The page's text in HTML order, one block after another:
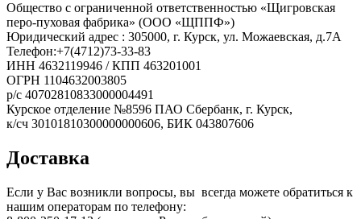
Общество с ограниченной ответственностью «Щигровская
перо-пуховая фабрика» (ООО «ЩППФ»)
Юридический адрес : 305000, г. Курск, ул. Можаевская, д.7А
Телефон:+7(4712)73-33-83
ИНН 4632119946 / КПП 463201001
ОГРН 1104632003805
р/с 40702810833000004491
Курское отделение №8596 ПАО Сбербанк, г. Курск,
​к/сч 30101810300000000606, БИК 043807606
Доставка
Если у Вас возникли вопросы, вы всегда можете обратиться к
нашим операторам по телефону: